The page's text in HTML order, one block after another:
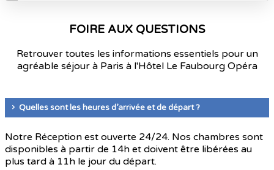
FOIRE AUX QUESTIONS
Retrouver toutes les informations essentiels pour un
agréable séjour à Paris à l'Hôtel Le Faubourg Opéra
Quelles sont les heures d’arrivée et de départ ?
Notre Réception est ouverte 24/24. Nos chambres sont
disponibles à partir de 14h et doivent être libérées au
plus tard à 11h le jour du départ.